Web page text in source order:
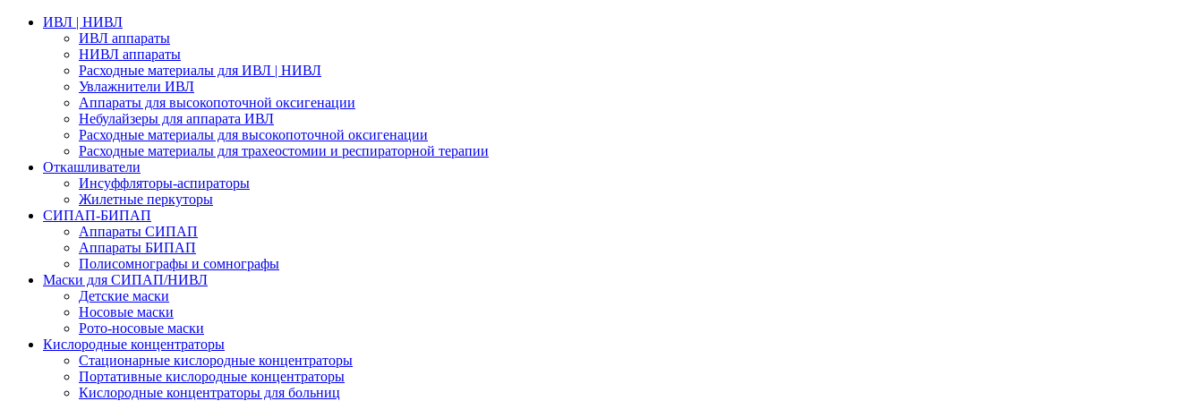
ИВЛ | НИВЛ
ИВЛ аппараты
НИВЛ аппараты
Расходные материалы для ИВЛ | НИВЛ
Увлажнители ИВЛ
Аппараты для высокопоточной оксигенации
Небулайзеры для аппарата ИВЛ
Расходные материалы для высокопоточной оксигенации
Расходные материалы для трахеостомии и респираторной терапии
Откашливатели
Инсуффляторы-аспираторы
Жилетные перкуторы
CИПАП-БИПАП
Аппараты СИПАП
Аппараты БИПАП
Полисомнографы и сомнографы
Маски для СИПАП/НИВЛ
Детские маски
Носовые маски
Рото-носовые маски
Кислородные концентраторы
Стационарные кислородные концентраторы
Портативные кислородные концентраторы
Кислородные концентраторы для больниц